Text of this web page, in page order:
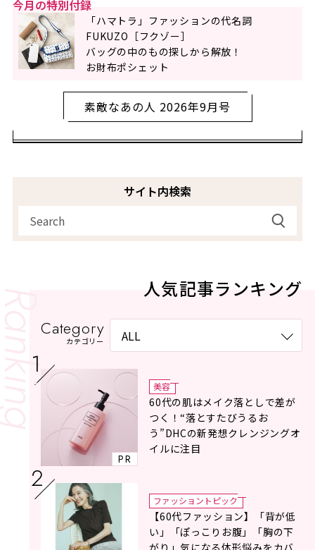
今月の特別付録
「ハマトラ」ファッションの代名詞
FUKUZO［フクゾー］
バッグの中のもの探しから解放！
お財布ポシェット
素敵なあの人 2026年9月号
サイト内検索
人気記事ランキング
Category
カテゴリー
PR
美容
60代の肌はメイク落としで差が
つく！“落とすたびうるお
う”DHCの新発想クレンジングオ
イルに注目
ファッショントピック
【60代ファッション】「背が低
い」「ぽっこりお腹」「胸の下